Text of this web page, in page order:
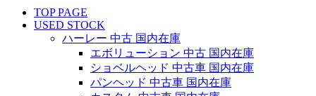
TOP PAGE
USED STOCK
ハーレー 中古 国内在庫
エボリューション 中古 国内在庫
ショベルヘッド 中古車 国内在庫
パンヘッド 中古車 国内在庫